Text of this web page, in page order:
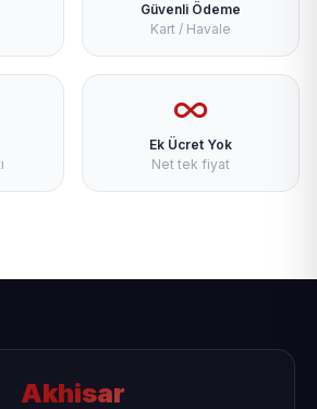
Güvenli Ödeme
Kart / Havale
Ek Ücret Yok
Net tek fiyat
Akhisar